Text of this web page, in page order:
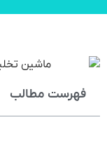
فهرست مطالب